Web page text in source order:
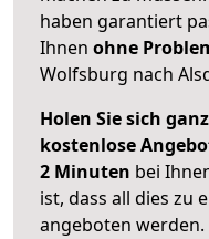
haben garantiert
Ihnen ohne
Wolfsburg nach
Holen Sie sich
kostenlose
2 Minuten bei
ist, dass all dies zu
angeboten werden.